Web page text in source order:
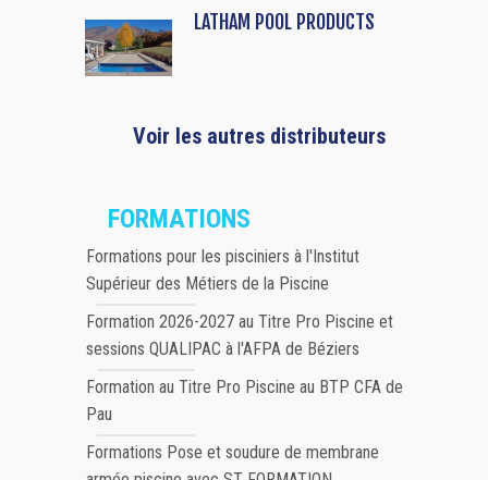
LATHAM POOL PRODUCTS
Voir les autres distributeurs
FORMATIONS
Formations pour les pisciniers à l'Institut
Supérieur des Métiers de la Piscine
Formation 2026-2027 au Titre Pro Piscine et
sessions QUALIPAC à l'AFPA de Béziers
Formation au Titre Pro Piscine au BTP CFA de
Pau
Formations Pose et soudure de membrane